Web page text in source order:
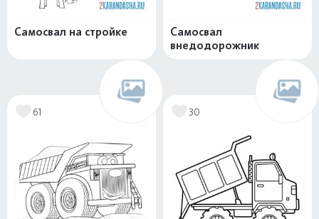
Самосвал на стройке
Самосвал
внедодорожник
61 30